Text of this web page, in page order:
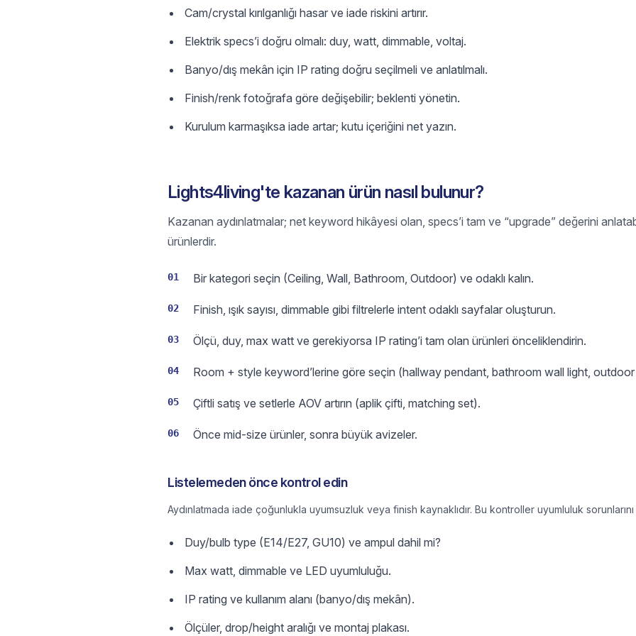
Cam/crystal kırılganlığı hasar ve iade riskini artırır.
Elektrik specs’i doğru olmalı: duy, watt, dimmable, voltaj.
Banyo/dış mekân için IP rating doğru seçilmeli ve anlatılmalı.
Finish/renk fotoğrafa göre değişebilir; beklenti yönetin.
Kurulum karmaşıksa iade artar; kutu içeriğini net yazın.
Lights4living'te kazanan ürün nasıl bulunur?
Kazanan aydınlatmalar; net keyword hikâyesi olan, specs’i tam ve “upgrade” değerini
ürünlerdir.
01 Bir kategori seçin (Ceiling, Wall, Bathroom, Outdoor) ve odaklı kalın.
02 Finish, ışık sayısı, dimmable gibi filtrelerle intent odaklı sayfalar oluşturun.
03 Ölçü, duy, max watt ve gerekiyorsa IP rating’i tam olan ürünleri önceliklendirin.
04 Room + style keyword’lerine göre seçin (hallway pendant, bathroom wall light,
05 Çiftli satış ve setlerle AOV artırın (aplik çifti, matching set).
06 Önce mid-size ürünler, sonra büyük avizeler.
Listelemeden önce kontrol edin
Aydınlatmada iade çoğunlukla uyumsuzluk veya finish kaynaklıdır. Bu kontroller uyumluluk sorunlarını
Duy/bulb type (E14/E27, GU10) ve ampul dahil mi?
Max watt, dimmable ve LED uyumluluğu.
IP rating ve kullanım alanı (banyo/dış mekân).
Ölçüler, drop/height aralığı ve montaj plakası.